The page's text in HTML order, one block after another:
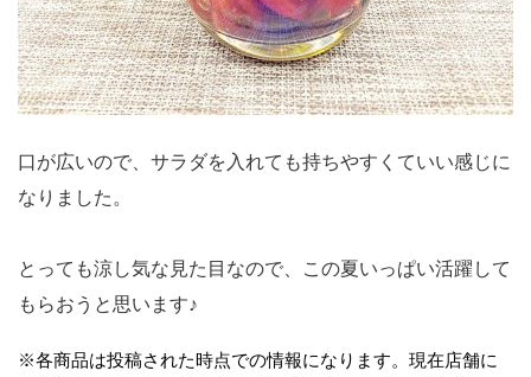
口が広いので、サラダを入れても持ちやすくていい感じに
なりました。
とっても涼し気な見た目なので、この夏いっぱい活躍して
もらおうと思います♪
※各商品は投稿された時点での情報になります。現在店舗に